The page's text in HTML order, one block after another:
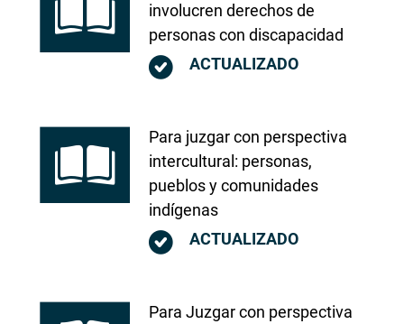
involucren derechos de
personas con discapacidad
ACTUALIZADO
Para juzgar con perspectiva
intercultural: personas,
pueblos y comunidades
indígenas
ACTUALIZADO
Para Juzgar con perspectiva